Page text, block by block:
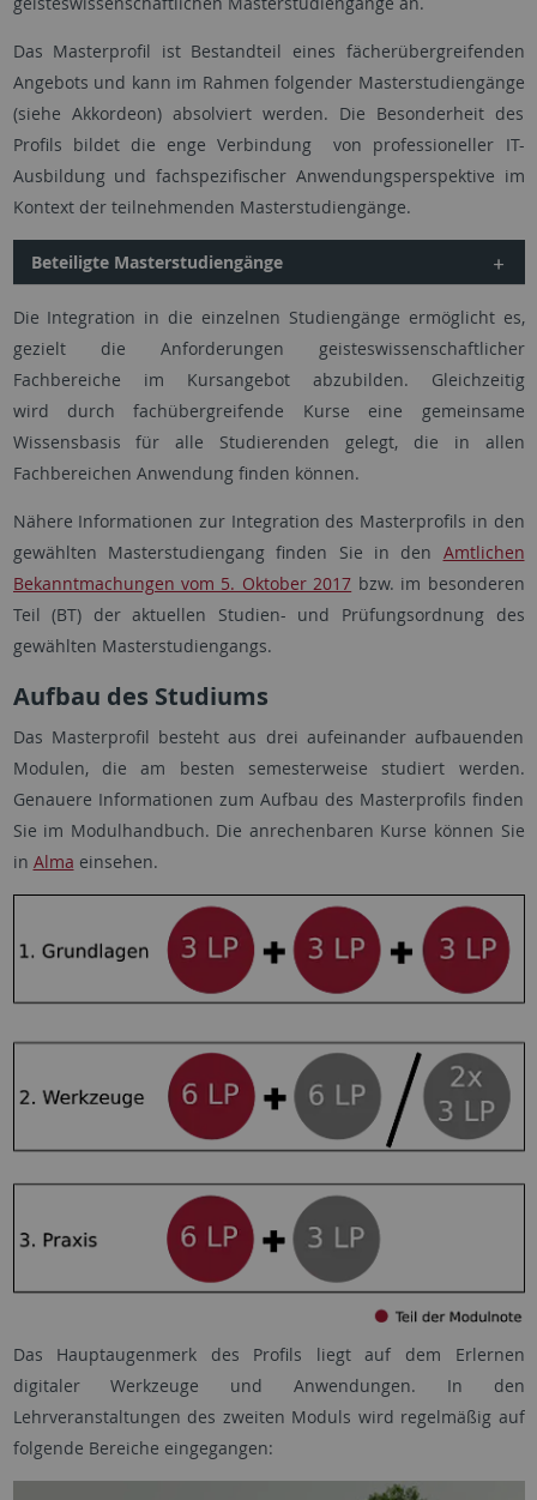
Das Masterprofil ist Bestandteil eines fächerübergreifenden
Angebots und kann im Rahmen folgender Masterstudiengänge
(siehe Akkordeon) absolviert werden. Die Besonderheit des
Profils bildet die enge Verbindung von professioneller IT-
Ausbildung und fachspezifischer Anwendungsperspektive im
Kontext der teilnehmenden Masterstudiengänge.
Beteiligte Masterstudiengänge
Die Integration in die einzelnen Studiengänge ermöglicht es,
gezielt die Anforderungen geisteswissenschaftlicher
Fachbereiche im Kursangebot abzubilden. Gleichzeitig
wird durch fachübergreifende Kurse eine gemeinsame
Wissensbasis für alle Studierenden gelegt, die in allen
Fachbereichen Anwendung finden können.
Nähere Informationen zur Integration des Masterprofils in den
gewählten Masterstudiengang finden Sie in den Amtlichen
Bekanntmachungen vom 5. Oktober 2017 bzw. im besonderen
Teil (BT) der aktuellen Studien- und Prüfungsordnung des
gewählten Masterstudiengangs.
Aufbau des Studiums
Das Masterprofil besteht aus drei aufeinander aufbauenden
Modulen, die am besten semesterweise studiert werden.
Genauere Informationen zum Aufbau des Masterprofils finden
Sie im Modulhandbuch. Die anrechenbaren Kurse können Sie
in Alma einsehen.
Das Hauptaugenmerk des Profils liegt auf dem Erlernen
digitaler Werkzeuge und Anwendungen. In den
Lehrveranstaltungen des zweiten Moduls wird regelmäßig auf
folgende Bereiche eingegangen: